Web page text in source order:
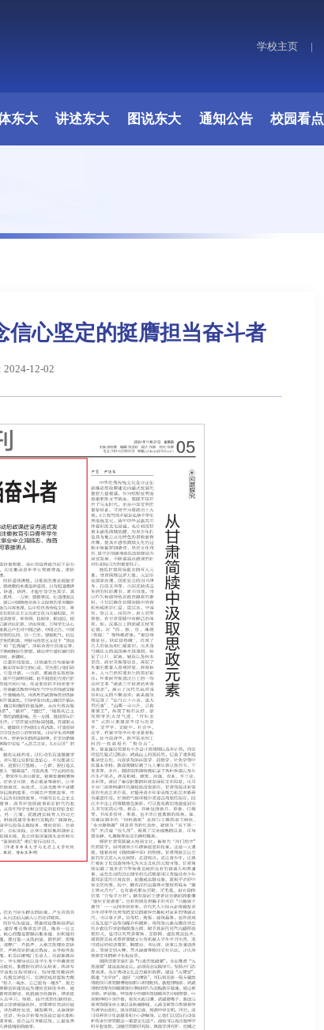
学校主页 |
东大 讲述东大 图说东大 通知公告 校园看点
信心坚定的挺膺担当奋斗者
2024-12-02
全体师生回信